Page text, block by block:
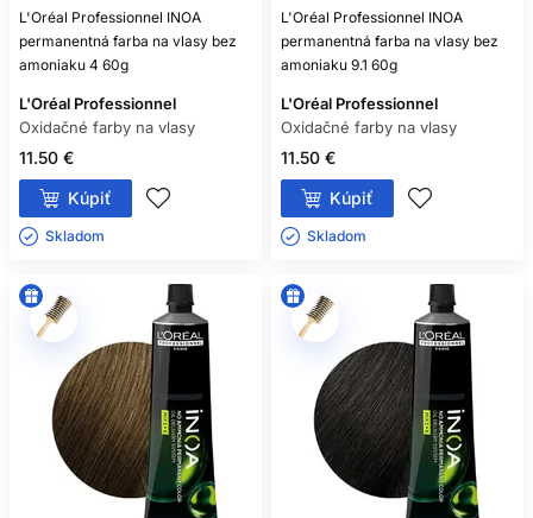
L'Oréal Professionnel INOA
permanentná farba na vlasy bez
amoniaku 4 60g
L'Oréal Professionnel
Oxidačné farby na vlasy
11.50 €
Kúpiť
Skladom ㅤ
L'Oréal Professionnel INOA
permanentná farba na vlasy bez
amoniaku 9.1 60g
L'Oréal Professionnel
Oxidačné farby na vlasy
11.50 €
Kúpiť
Skladom ㅤ